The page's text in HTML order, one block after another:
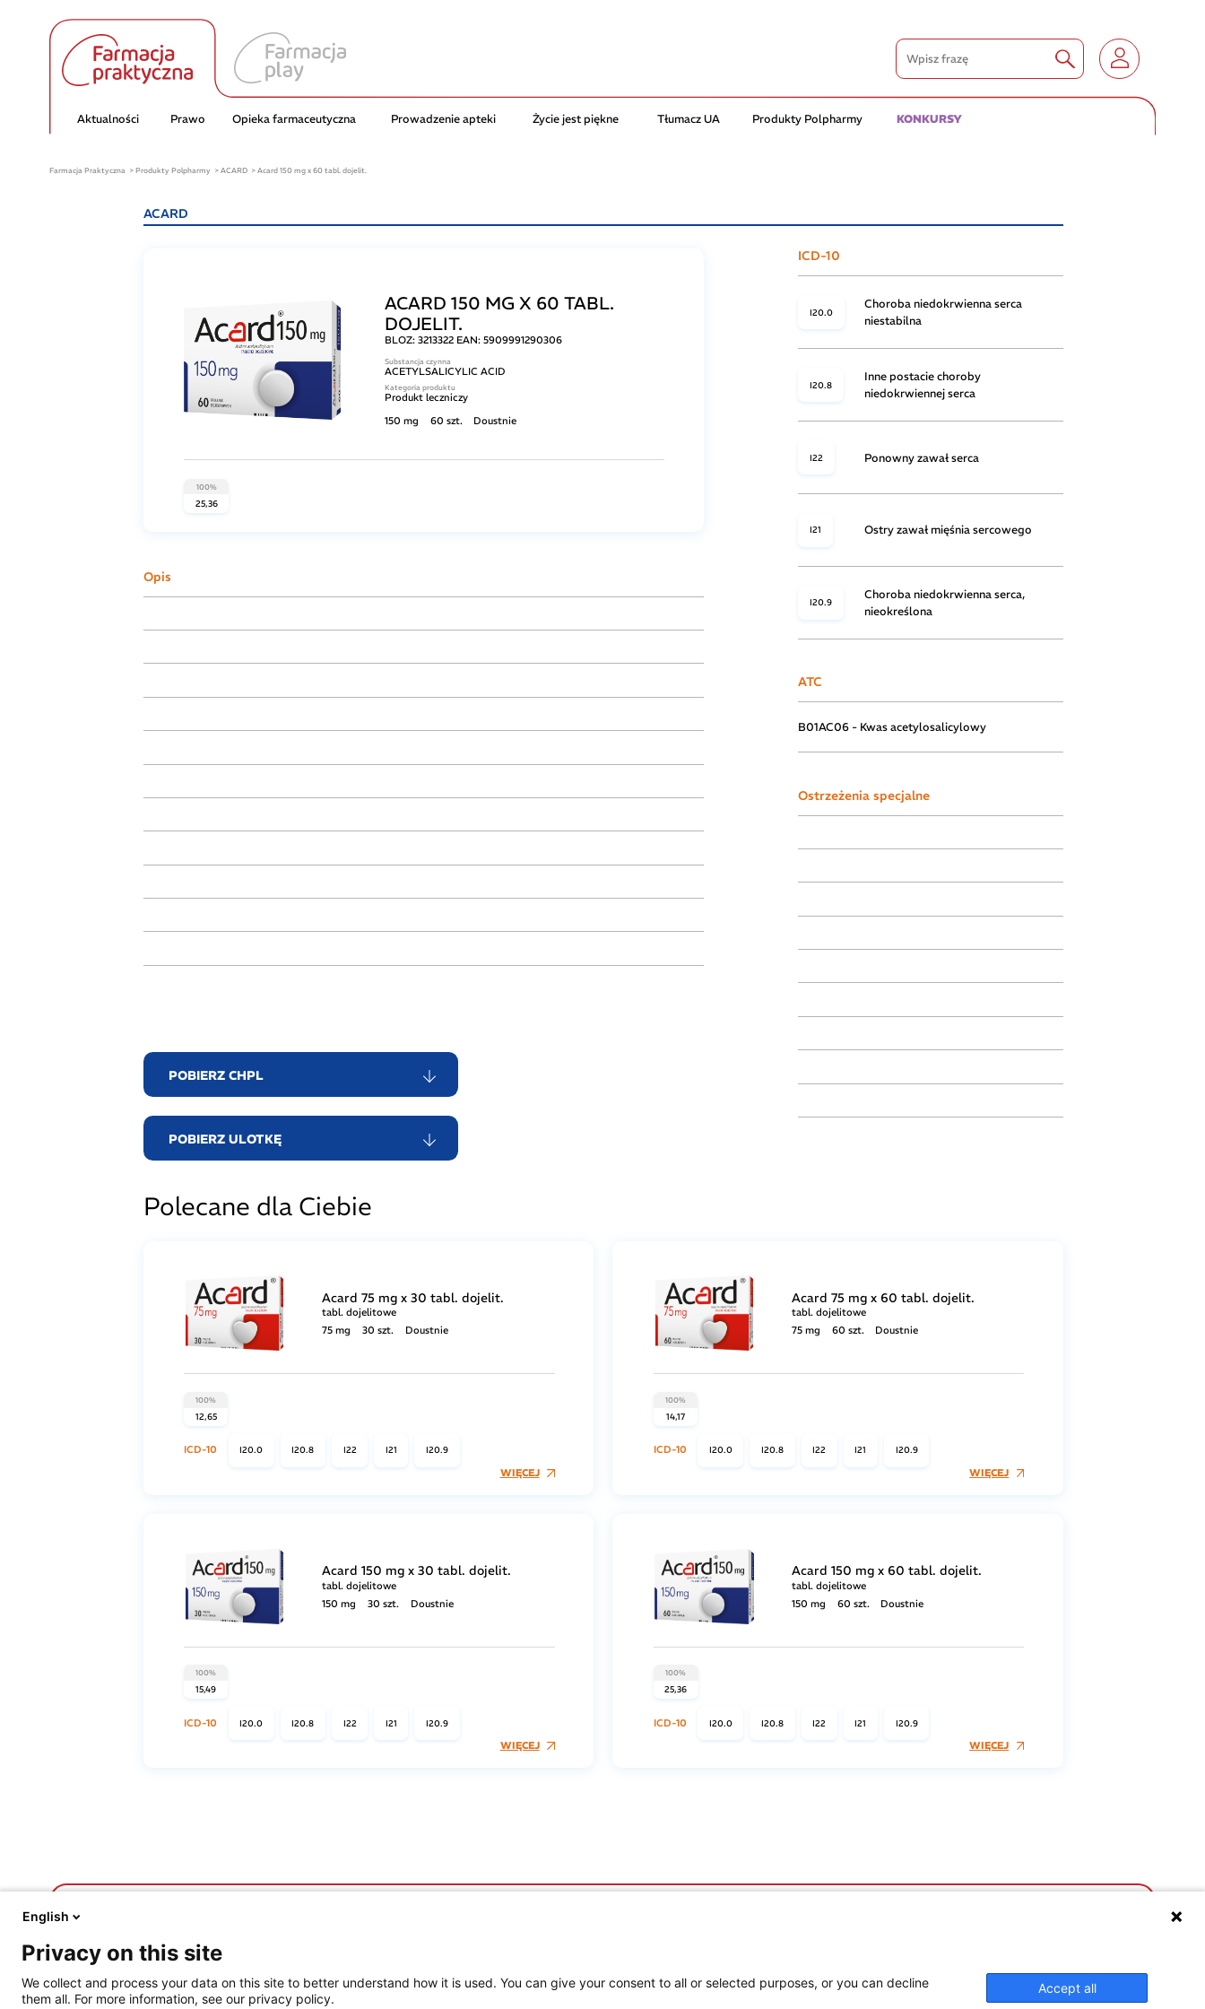
Aktualności Prawo Opieka farmaceutyczna Prowadzenie apteki Życie jest piękne Tłumacz UA Produkty Polpharmy KONKURSY
Farmacja Praktyczna Produkty Polpharmy ACARD Acard 150 mg x 60 tabl. dojelit.
ACARD
ACARD 150 MG X 60 TABL.
DOJELIT.
BLOZ: 3213322 EAN: 5909991290306
Substancja czynna
ACETYLSALICYLIC ACID
Kategoria produktu
Produkt leczniczy
150 mg
60 szt. Doustnie
100%
25,36
Opis
POBIERZ CHPL
POBIERZ ULOTKĘ
ICD-10
I20.0
Choroba niedokrwienna serca
niestabilna
I20.8
Inne postacie choroby
niedokrwiennej serca
I22 Ponowny zawał serca
I21 Ostry zawał mięśnia sercowego
I20.9
Choroba niedokrwienna serca,
nieokreślona
ATC
B01AC06 - Kwas acetylosalicylowy
Ostrzeżenia specjalne
Polecane dla Ciebie
Acard 75 mg x 30 tabl. dojelit.
tabl. dojelitowe
75 mg
30 szt. Doustnie
100%
12,65
ICD-10 I20.0 I20.8 I22 I21 I20.9
WIĘCEJ
Acard 75 mg x 60 tabl. dojelit.
tabl. dojelitowe
75 mg
60 szt. Doustnie
100%
14,17
ICD-10 I20.0 I20.8 I22 I21 I20.9
WIĘCEJ
Acard 150 mg x 30 tabl. dojelit.
tabl. dojelitowe
150 mg
30 szt. Doustnie
100%
15,49
ICD-10 I20.0 I20.8 I22 I21 I20.9
WIĘCEJ
Acard 150 mg x 60 tabl. dojelit.
tabl. dojelitowe
150 mg
60 szt. Doustnie
100%
25,36
ICD-10 I20.0 I20.8 I22 I21 I20.9
WIĘCEJ
Aktualności
Prawo
Opieka farmaceutyczna
Prowadzenie apteki
Rankingi
Szkolenia certyfikowane
Regulamin konkursu Farmacja Play
English
Privacy on this site
We collect and process your data on this site to better understand how it is used. You can give your consent to all or selected purposes, or you can decline
them all. For more information, see our privacy policy.
Accept all